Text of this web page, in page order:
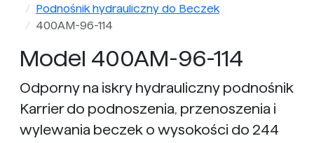
Podnośnik hydrauliczny do Beczek
400AM-96-114
Model 400AM-96-114
Odporny na iskry hydrauliczny podnośnik
Karrier do podnoszenia, przenoszenia i
wylewania beczek o wysokości do 244